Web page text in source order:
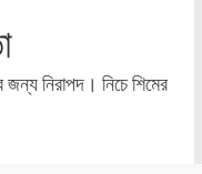
নিরাপদ। নিচে শিমের